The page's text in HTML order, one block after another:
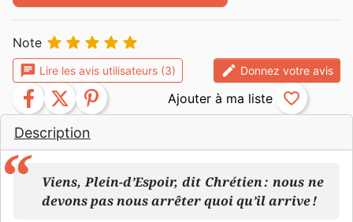
Description
Viens, Plein-d’Espoir, dit Chrétien : nous ne
devons pas nous arrêter quoi qu’il arrive !
Note     
chat Lire les avis utilisateurs (3) edit Donnez votre avis
facebook twitter pinterest favorite_border